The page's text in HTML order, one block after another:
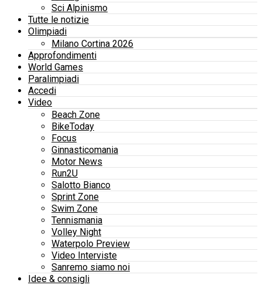
Sci Alpinismo
Tutte le notizie
Olimpiadi
Milano Cortina 2026
Approfondimenti
World Games
Paralimpiadi
Accedi
Video
Beach Zone
BikeToday
Focus
Ginnasticomania
Motor News
Run2U
Salotto Bianco
Sprint Zone
Swim Zone
Tennismania
Volley Night
Waterpolo Preview
Video Interviste
Sanremo siamo noi
Idee & consigli